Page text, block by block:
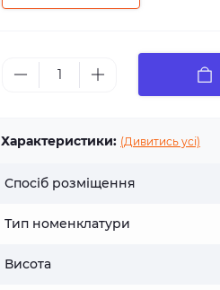
Характеристики: (Дивитись усі)
Спосіб розміщення
Тип номенклатури
Висота